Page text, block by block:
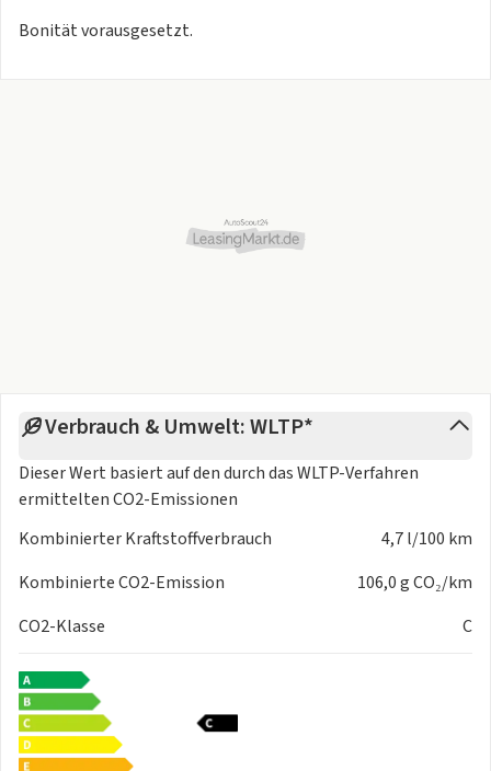
Außenspiegel elekt. und beheizt
Elektr. Stabilitätsprogramm ESP
SUZUKI CONNECT
Guide me Light
ehem. Mietfahrzeug
Bonität vorausgesetzt.
Verbrauch & Umwelt: WLTP*
Dieser Wert basiert auf den durch dasWLTP-Verfahren
ermittelten CO2-Emissionen
Kombinierter Kraftstoffverbrauch
4,7 l/100 km
Kombinierte CO2-Emission
106,0 g CO₂/km
CO2-Klasse
C